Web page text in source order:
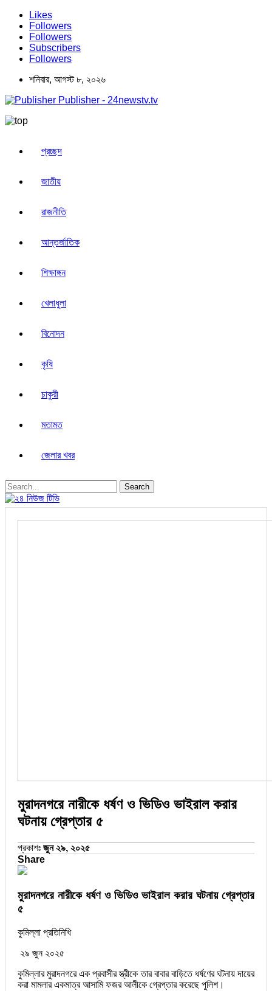
Likes
Followers
Followers
Subscribers
Followers
শনিবার, আগস্ট ৮, ২০২৬
Publisher - 24newstv.tv
প্রচ্ছদ
জাতীয়
রাজনীতি
আন্তর্জাতিক
শিক্ষাঙ্গন
খেলাধুলা
বিনোদন
কৃষি
চাকুরী
মতামত
জেলার খবর
মুরাদনগরে নারীকে ধর্ষণ ও ভিডিও ভাইরাল করার
ঘটনায় গ্রেপ্তার ৫
প্রকাশঃ জুন ২৯, ২০২৫
Share
মুরাদনগরে নারীকে ধর্ষণ ও ভিডিও ভাইরাল করার ঘটনায় গ্রেপ্তার
৫
কুমিল্লা প্রতিনিধি
২৯ জুন ২০২৫
কুমিল্লার মুরাদনগরে এক প্রবাসীর স্ত্রীকে তার বাবার বাড়িতে ধর্ষণের ঘটনায় দায়ের
করা মামলার একমাত্র আসামি ফজর আলীকে গ্রেপ্তার করেছে পুলিশ।